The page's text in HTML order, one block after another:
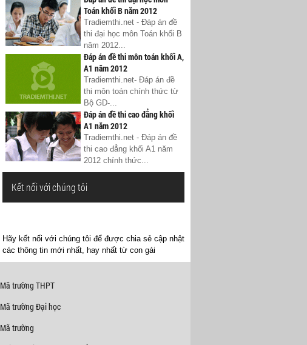
Toán khối B năm 2012
Tradiemthi.net - Đáp án đề
thi đại học môn Toán khối B
năm 2012...
Đáp án đề thi môn toán khối A,
A1 năm 2012
Tradiemthi.net- Đáp án đề
thi môn toán chính thức từ
Bộ GD-...
Đáp án đề thi cao đẳng khối
A1 năm 2012
Tradiemthi.net - Đáp án đề
thi cao đẳng khối A1 năm
2012 chính thức...
Kết nối với chúng tôi
Hãy kết nối với chúng tôi để được chia sẻ cập nhật
các thông tin mới nhất, hay nhất từ con gái
Mã trường THPT
Mã trường Đại học
Mã trường